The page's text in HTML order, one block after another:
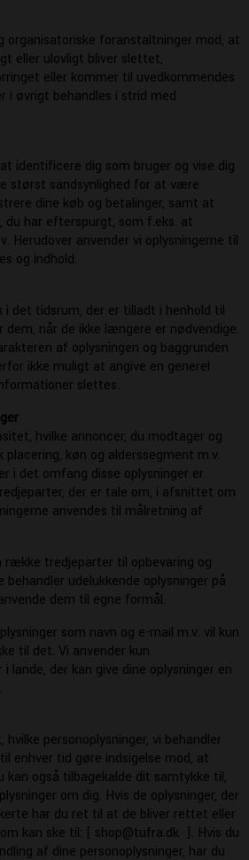
organisatoriske foranstaltninger mod, at
eller ulovligt bliver slettet,
eller kommer til uvedkommendes
i øvrigt behandles i strid med
identificere dig som bruger og vise dig
størst sandsynlighed for at være
dine køb og betalinger, samt at
du har efterspurgt, som f.eks. at
Herudover anvender vi oplysningerne til
og indhold.
i det tidsrum, der er tilladt i henhold til
dem, når de ikke længere er nødvendige.
af oplysningen og baggrunden
ikke muligt at angive en generel
slettes.
hvilke annoncer, du modtager og
placering, køn og alderssegment m.v.
i det omfang disse oplysninger er
der er tale om, i afsnittet om
anvendes til målretning af
række tredjeparter til opbevaring og
behandler udelukkende oplysninger på
dem til egne formål.
som navn og e-mail m.v. vil kun
til det. Vi anvender kun
lande, der kan give dine oplysninger en
personoplysninger, vi behandler
enhver tid gøre indsigelse mod, at
kan også tilbagekalde dit samtykke til,
om dig. Hvis de oplysninger, der
har du ret til at de bliver rettet eller
kan ske til: [ shop@tufra.dk
]. Hvis du
af dine personoplysninger, har du